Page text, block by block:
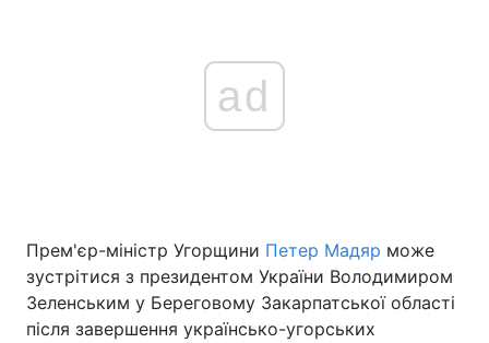
Головна Війна
Україна Політика
ad
Прем'єр-міністр Угорщини Петер Мадяр може
зустрітися з президентом України Володимиром
Зеленським у Береговому Закарпатської області
після завершення українсько-угорських